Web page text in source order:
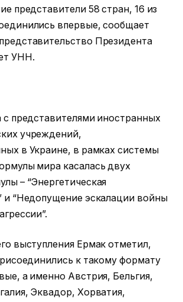
представители 58 стран, 16 из
впервые, сообщает
Президента
УНН.
с представителями иностранных
учреждений,
в Украине, в рамках системы
мира касалась двух
– “Энергетическая
и “Недопущение эскалации войны
выступления Ермак отметил,
к такому формату
а именно Австрия, Бельгия,
Эквадор, Хорватия,